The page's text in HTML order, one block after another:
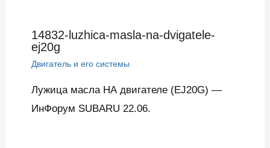
14832-luzhica-masla-na-dvigatele-
ej20g
Двигатель и его системы
Лужица масла НА двигателе (EJ20G) —
ИнФорум SUBARU 22.06.